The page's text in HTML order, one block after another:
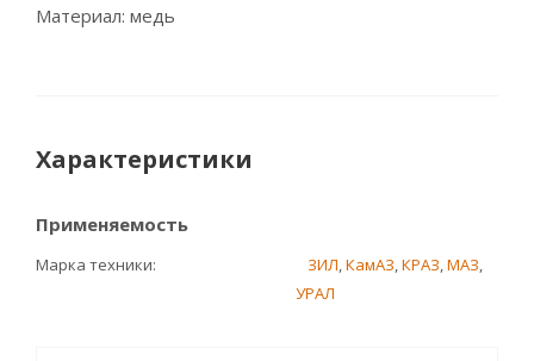
Материал: медь
Характеристики
Применяемость
Марка техники ЗИЛ,КамАЗ,КРАЗ,МАЗ,
УРАЛ